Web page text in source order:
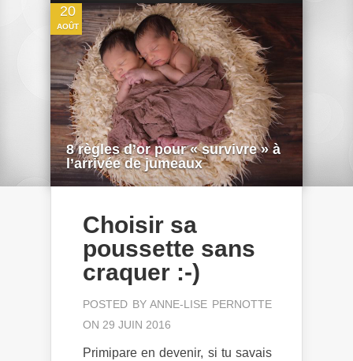
20
AOÛT
8 règles d’or pour « survivre » à
l’arrivée de jumeaux
Choisir sa
poussette sans
craquer :-)
POSTED BYANNE-LISE PERNOTTE
ON 29 JUIN 2016
Primipare en devenir, si tu savais